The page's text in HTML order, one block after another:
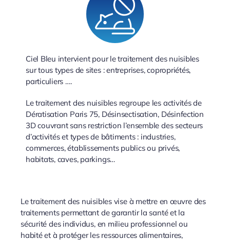
Ciel Bleu intervient pour le traitement des nuisibles
sur tous types de sites : entreprises, copropriétés,
particuliers ….
Le traitement des nuisibles regroupe les activités de
Dératisation Paris 75, Désinsectisation, Désinfection
3D couvrant sans restriction l’ensemble des secteurs
d’activités et types de bâtiments : industries,
commerces, établissements publics ou privés,
habitats, caves, parkings…
Le traitement des nuisibles vise à mettre en œuvre des
traitements permettant de garantir la santé et la
sécurité des individus, en milieu professionnel ou
habité et à protéger les ressources alimentaires,